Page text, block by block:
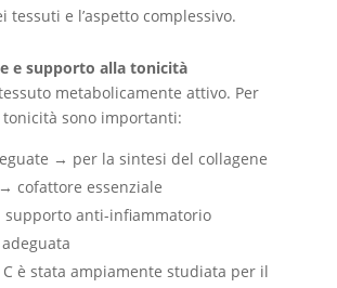
tessuti e l’aspetto complessivo.
e supporto alla tonicità
metabolicamente attivo. Per
sono importanti:
→ per la sintesi del collagene
cofattore essenziale
supporto anti-infiammatorio
è stata ampiamente studiata per il